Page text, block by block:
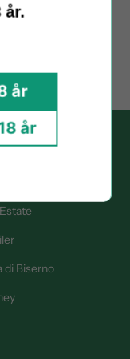
di Biserno
år.
år
år